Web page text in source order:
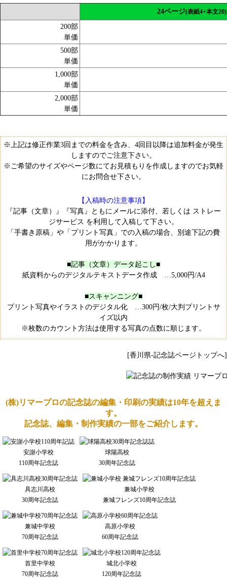
24ページ(表紙4+本文20)
200部
単価
500部
単価
1,000部
単価
2,000部
単価
※上記は修正作業3回までの料金を含み、4回目以降は追加料金が発生
しますのでご注意下さい。
※ご希望のサイズやページ数にてお見積もりを作成しますのでお気軽
にお問合せ下さい。
【入稿時の注意事項】
『記事（文章）』『写真』ともにメールに添付、若しくは ストレー
ジサービス を利用して入稿して下さい。
「手書き原稿」や「プリント写真」での入稿の場合、別途下記の費
用がかかります。
■記事（文章）データ起こし■
紙資料からのデジタルテキストデータ作成 …5,000円/A4
■スキャンニング■
プリント写真やイラストのデジタル化 …300円/枚/大判プリントサ
イズ以内
※枚数のカウント方法は使用する写真の点数に順じます。
[香川県-記念誌ページトップへ]
(株)リマープロの記念誌の編集・印刷の実績は10年を超えま
す。
記念誌、編集・制作実績の一部をご紹介します。
安謝小学校
110周年記念誌
球陽高校
30周年記念誌
具志川高校
30周年記念誌
兼城小学校
兼城フレンズ10周年記念誌
兼城中学校
70周年記念誌
高原小学校
60周年記念誌
首里中学校
70周年記念誌
城北小学校
120周年記念誌